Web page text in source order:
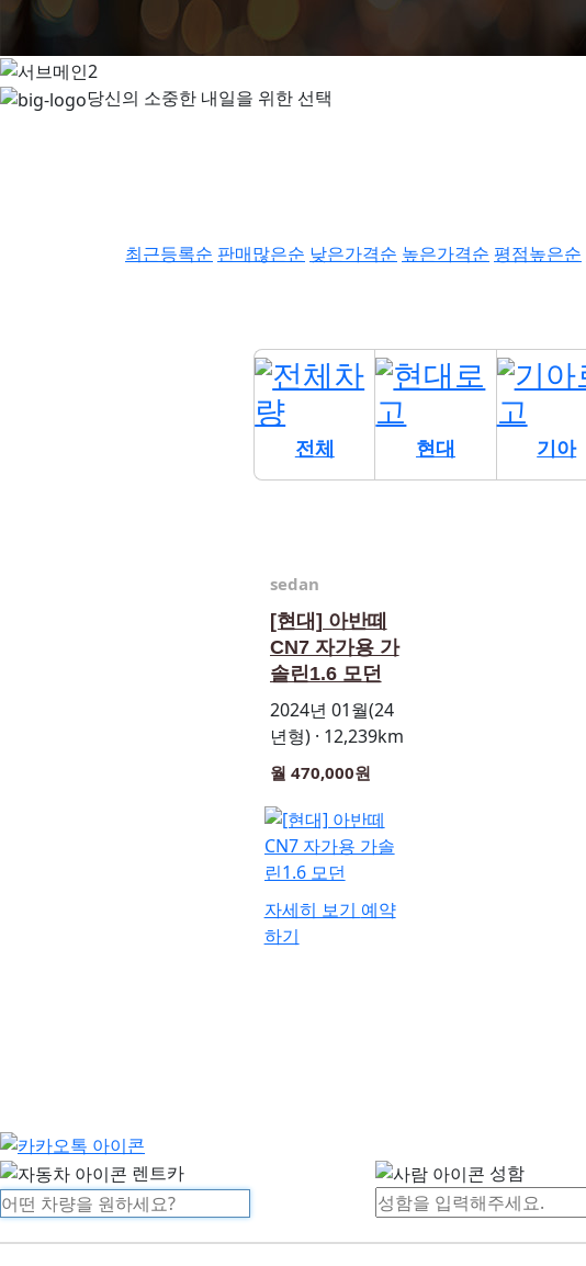
당신의 소중한 내일을 위한 선택
최근등록순 판매많은순 낮은가격순 높은가격순 평점높은순
전체 현대 기아
sedan
[현대] 아반떼
CN7 자가용 가
솔린1.6 모던
2024년 01월(24
년형) · 12,239km
월 470,000원
자세히 보기 예약
하기
렌트카 성함